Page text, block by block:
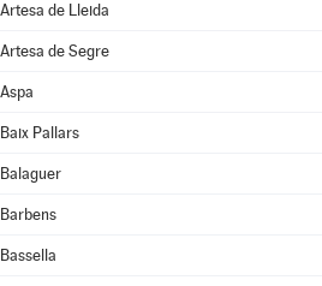
Artesa de Lleida
Artesa de Segre
Aspa
Baix Pallars
Balaguer
Barbens
Bassella